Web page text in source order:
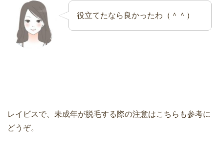
役立てたなら良かったわ（＾＾）
レイビスで、未成年が脱毛する際の注意はこちらも参考に
どうぞ。